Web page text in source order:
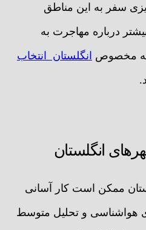
سفر به این مناطق
درباره مهاجرت به
مخصوص انگلستان انتخاب
انگلستان
ممکن است کار آسانی
هواشناسی و تحلیل متوسط